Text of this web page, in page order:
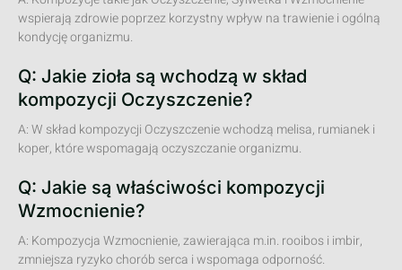
wspierają zdrowie poprzez korzystny wpływ na trawienie i ogólną
kondycję organizmu.
Q: Jakie zioła są wchodzą w skład
kompozycji Oczyszczenie?
A: W skład kompozycji Oczyszczenie wchodzą melisa, rumianek i
koper, które wspomagają oczyszczanie organizmu.
Q: Jakie są właściwości kompozycji
Wzmocnienie?
A: Kompozycja Wzmocnienie, zawierająca m.in. rooibos i imbir,
zmniejsza ryzyko chorób serca i wspomaga odporność.